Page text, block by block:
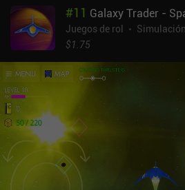
juego. Visualmente, los desarrolladores han cambiado lo
llamativo por lo funcional. El mayor
para móviles es la limitada interfaz de
para móviles recibe con rapidez la
de la versión para PC. Por lo tanto, las
óptima para disfrutar de la rica
salchicha, cuidado. Star Traders: Frontiers es un juego premium de
6,99 $. Ofrece una rejugabilidad infinita
dedicado. Es una experiencia ideal para
ficción, los juegos de rol y la navegación
#11 Galaxy Trader -
Juegos de rol
Simulación
$1.75